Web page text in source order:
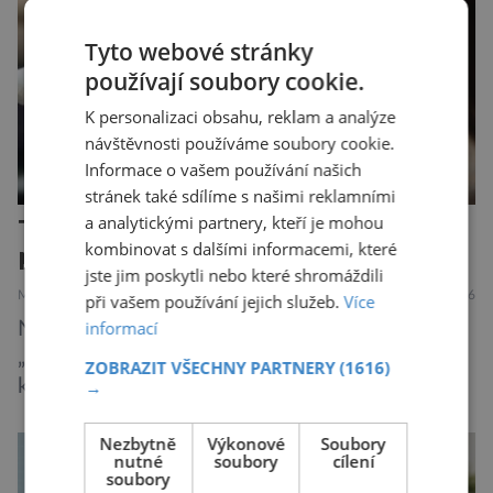
Těhotenství mění mozek ženy, a
pokaždé jinak!
MEDICÍNA ZAJÍMAVOSTI 31.7.2026
Novopečené matky často popisují boj s
„mozkovou mlhou“, kdy se potýkají s výpadky
krátkodobé paměti, roztržitostí, problémy se
obtíže byly dlouhou dobu připisovány
nedostatku spánku a stresu při péči o
Tyto webové stránky
používají soubory cookie.
K personalizaci obsahu, reklam a analýze
návštěvnosti používáme soubory cookie.
Informace o vašem používání našich
stránek také sdílíme s našimi reklamními
a analytickými partnery, kteří je mohou
kombinovat s dalšími informacemi, které
jste jim poskytli nebo které shromáždili
při vašem používání jejich služeb.Více
informací
ZOBRAZIT VŠECHNY PARTNERY(1616)
→
Nezbytně
nutné
soubory
Výkonové
soubory
Soubory
cílení